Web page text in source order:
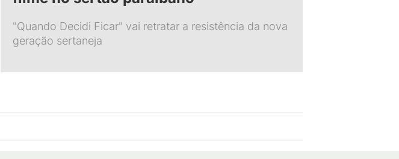
"Quando Decidi Ficar" vai retratar a resistência da nova
geração sertaneja